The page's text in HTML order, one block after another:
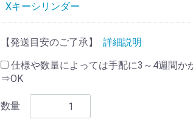
Xキーシリンダー
【発送目安のご了承】
詳細説明
仕様や数量によっては手配に3～4週間か
⇒OK
数量